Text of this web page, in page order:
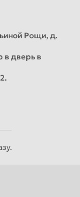
Рощи, д.
в дверь в